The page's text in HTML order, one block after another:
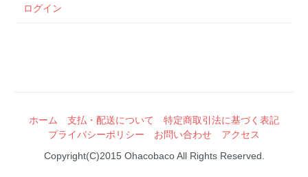
ログイン
ホーム 支払・配送について
特定商取引法に基づく表記
プライバシーポリシー
お問い合わせ
アクセス
Copyright(C)2015 Ohacobaco All Rights Reserved.